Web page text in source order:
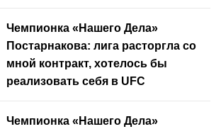
Чемпионка «Нашего Дела»
Постарнакова: лига расторгла со
мной контракт, хотелось бы
реализовать себя в UFC
Чемпионка «Нашего Дела»